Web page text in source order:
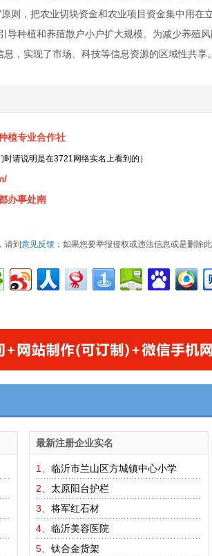
则，把农业切块资金和农业项目资金集中用在
导种植和养殖散户小户扩大规模。为减少养殖
，实现了市场、科技等信息资源的区域性共享。
植专业合作社
请说明是在3721网络实名上看到的）
办事处南
请到 意见反馈 ；如果您要举报侵权或违法信息或是删除
最新注册企业实名
1、 临沂市兰山区方城镇中心小学
2、 太原阳台护栏
3、 将军红石材
4、 临沂美容医院
5、 钛合金货架